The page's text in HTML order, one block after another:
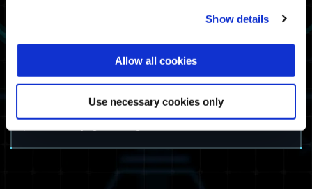
Show details
Allow all cookies
Use necessary cookies only
Observação: é preciso jogar Exoprimal num
Fighter 6 Decal.
A equipe de Exoprimal agradece o seu
interesse e apoio. Esperamos você nos